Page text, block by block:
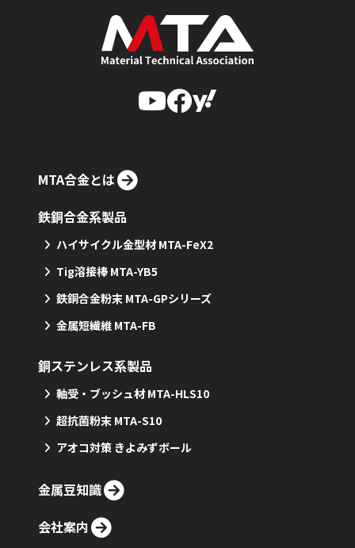
MTA合金とは
鉄銅合金系製品
ハイサイクル金型材 MTA-FeX2
Tig溶接棒 MTA-YB5
鉄銅合金粉末 MTA-GPシリーズ
金属短繊維 MTA-FB
銅ステンレス系製品
軸受・ブッシュ材 MTA-HLS10
超抗菌粉末 MTA-S10
アオコ対策 きよみずボール
金属豆知識
会社案内